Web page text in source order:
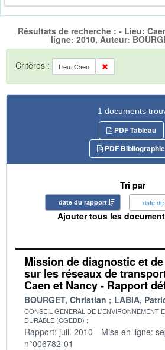
Résultats de recherche : - Lieu:
ligne: 2010, Auteur:
Critères : Lieu: Caen
1 documents
PDF Tableau
PDF Bibliographie
Tri par
date du rapport date
Ajouter tous les
Mission de diagnostic et
sur les réseaux de
Caen et Nancy - Rapport
BOURGET, Christian LABIA,
CONSEIL GENERAL DE L'ENVIRONNEMENT
DURABLE (CGEDD)
Rapport: juil. 2010 Mise en ligne:
n°006782-01